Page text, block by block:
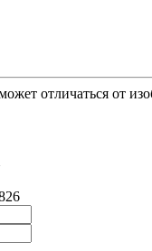
отличаться от